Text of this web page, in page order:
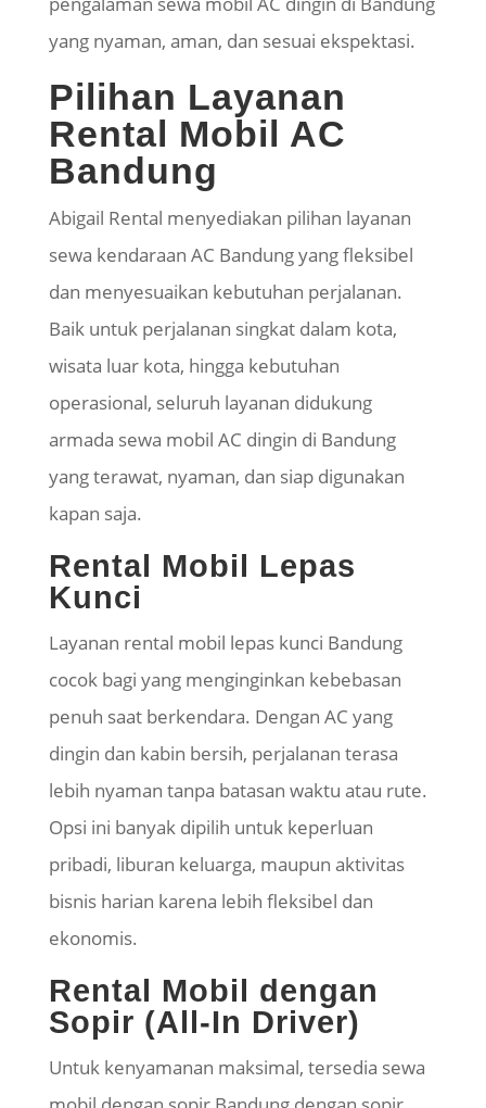
yang nyaman, aman, dan sesuai ekspektasi.
Pilihan Layanan
Rental Mobil AC
Bandung
Abigail Rental menyediakan pilihan layanan
sewa kendaraan AC Bandung yang fleksibel
dan menyesuaikan kebutuhan perjalanan.
Baik untuk perjalanan singkat dalam kota,
wisata luar kota, hingga kebutuhan
operasional, seluruh layanan didukung
armada sewa mobil AC dingin di Bandung
yang terawat, nyaman, dan siap digunakan
kapan saja.
Rental Mobil Lepas
Kunci
Layanan rental mobil lepas kunci Bandung
cocok bagi yang menginginkan kebebasan
penuh saat berkendara. Dengan AC yang
dingin dan kabin bersih, perjalanan terasa
lebih nyaman tanpa batasan waktu atau rute.
Opsi ini banyak dipilih untuk keperluan
pribadi, liburan keluarga, maupun aktivitas
bisnis harian karena lebih fleksibel dan
ekonomis.
Rental Mobil dengan
Sopir (All-In Driver)
Untuk kenyamanan maksimal, tersedia sewa